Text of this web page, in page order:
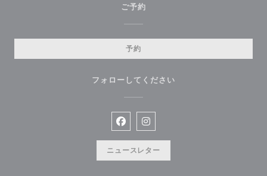
ご予約
予約
フォローしてください
Facebook ((新しいウィンドウで
Instagram ((新しいウィンド
ニュースレター